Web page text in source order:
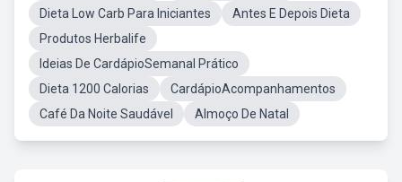
Dieta Low Carb Para Iniciantes
Antes E Depois Dieta
Produtos Herbalife
Ideias De CardápioSemanal Prático
Dieta 1200 Calorias
CardápioAcompanhamentos
Café Da Noite Saudável
Almoço De Natal